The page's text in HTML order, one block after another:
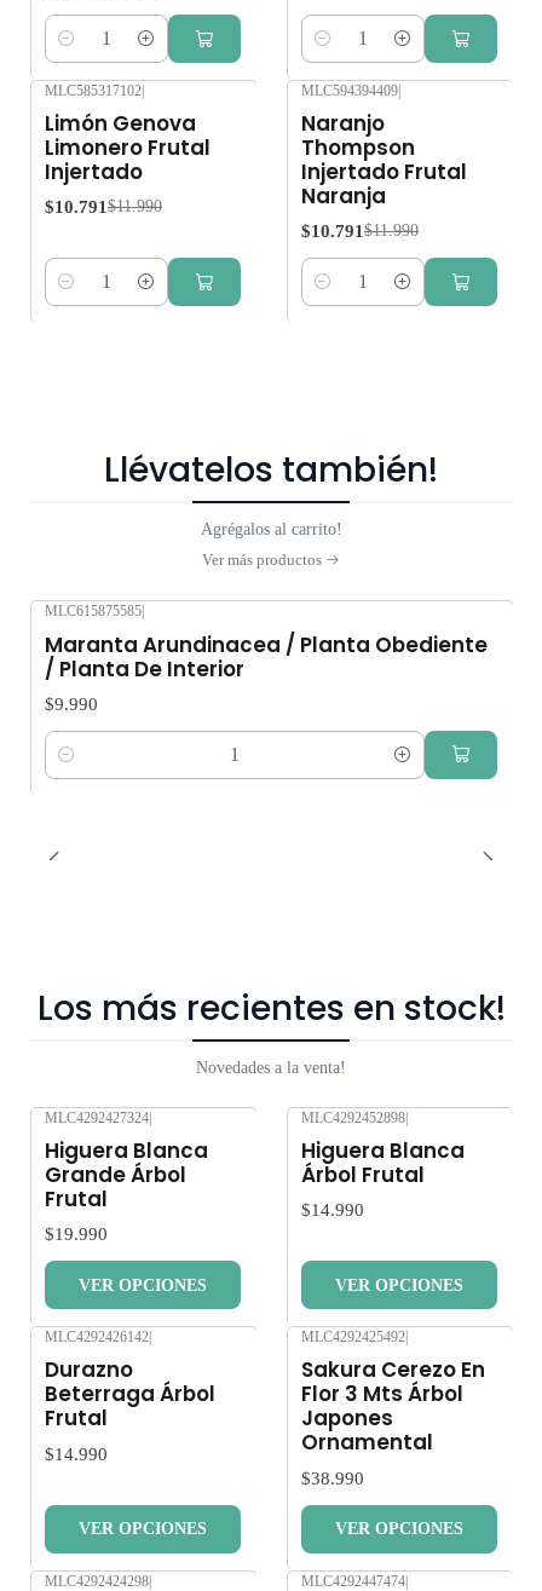
Cantidad Cantidad
MLC585317102
Limón Genova
Limonero Frutal
Injertado
$10.791 $11.990
Cantidad
MLC594394409
Naranjo
Thompson
Injertado Frutal
Naranja
$10.791 $11.990
Cantidad
Llévatelos también!
Agrégalos al carrito!
Ver más productos
MLC615875585
Maranta Arundinacea / Planta Obediente
/ Planta De Interior
$9.990
Cantidad
Los más recientes en stock!
Novedades a la venta!
MLC4292427324|
Higuera Blanca
Grande Árbol
Frutal
$19.990
VER OPCIONES
MLC4292452898|
Higuera Blanca
Árbol Frutal
$14.990
VER OPCIONES
MLC4292426142
Durazno
Beterraga Árbol
Frutal
$14.990
VER OPCIONES
MLC4292425492
Sakura Cerezo En
Flor 3 Mts Árbol
Japones
Ornamental
$38.990
VER OPCIONES
MLC4292424298| MLC4292447474|